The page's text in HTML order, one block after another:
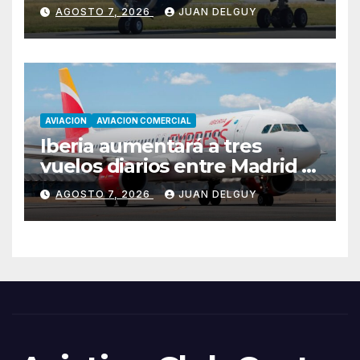
AGOSTO 7, 2026 JUAN DELGUY
AVIACION AVIACION COMERCIAL
Iberia aumentará a tres
vuelos diarios entre Madrid y
Menorca durante el invierno
AGOSTO 7, 2026 JUAN DELGUY